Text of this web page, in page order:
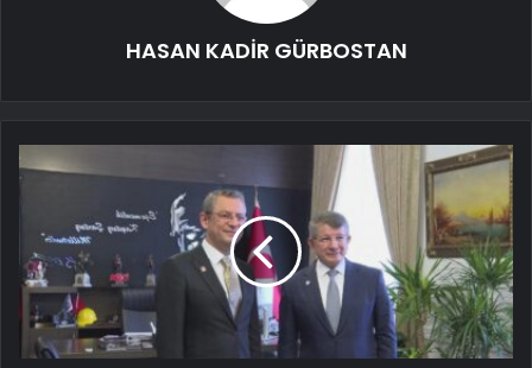
HASAN KADİR GÜRBOSTAN